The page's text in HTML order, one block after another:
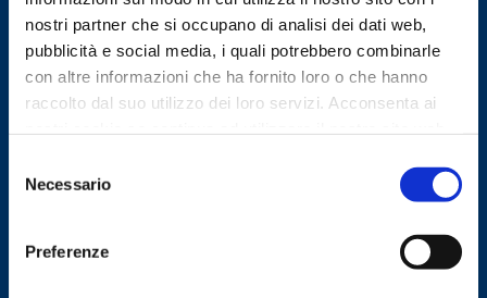
nostri partner che si occupano di analisi dei dati web,
pubblicità e social media, i quali potrebbero combinarle
con altre informazioni che ha fornito loro o che hanno
raccolto dal suo utilizzo dei loro servizi. Acconsenta ai
delNecessario
Preferenze
SOS - Centri Antiviolenza